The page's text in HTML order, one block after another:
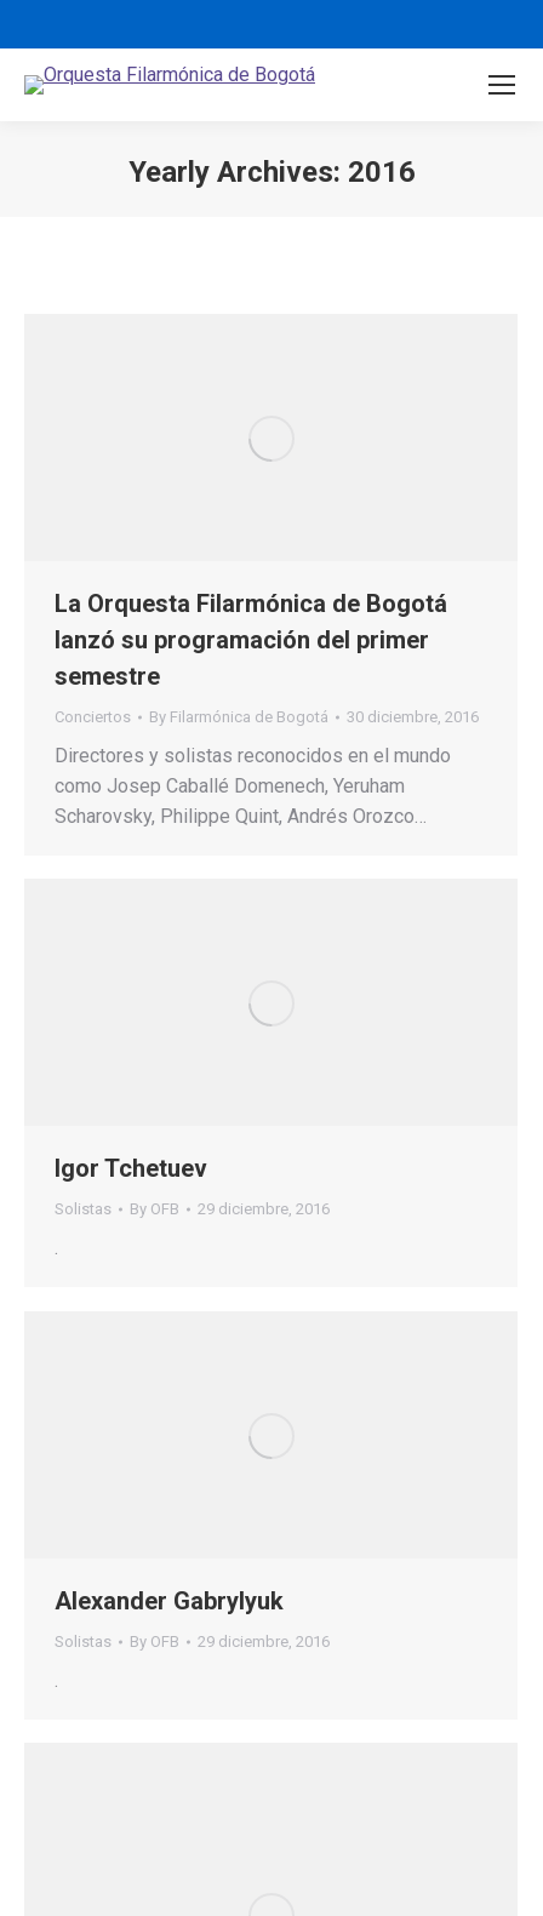
Yearly Archives: 2016
La Orquesta Filarmónica de Bogotá
lanzó su programación del primer
semestre
Conciertos By Filarmónica de Bogotá 30 diciembre, 2016
Directores y solistas reconocidos en el mundo
como Josep Caballé Domenech, Yeruham
Scharovsky, Philippe Quint, Andrés Orozco…
Igor Tchetuev
Solistas By OFB 29 diciembre, 2016
Alexander Gabrylyuk
Solistas By OFB 29 diciembre, 2016